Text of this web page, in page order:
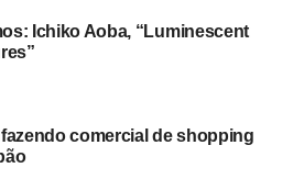
YodqSjuznM
16, 2017
Ichiko Aoba, “Luminescent
fazendo comercial de shopping